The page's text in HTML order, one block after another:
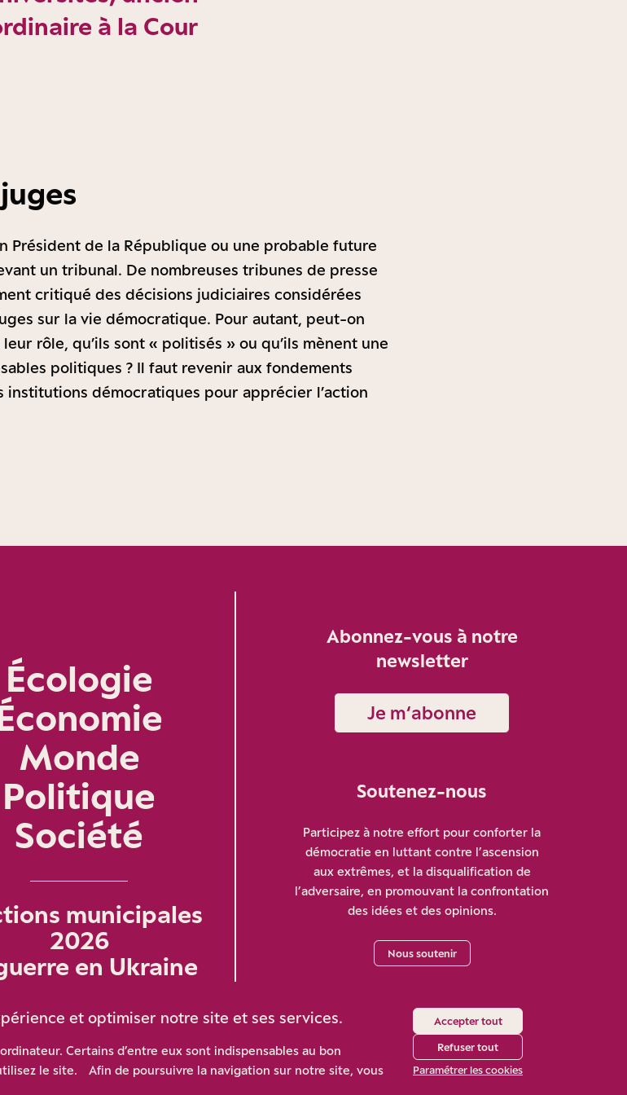
à la Cour
Président de la République ou une probable future
un tribunal. De nombreuses tribunes de presse
critiqué des décisions judiciaires considérées
sur la vie démocratique. Pour autant, peut-on
rôle, qu’ils sont « politisés » ou qu’ils mènent une
politiques ? Il faut revenir aux fondements
institutions démocratiques pour apprécier l’action
Écologie
Monde
Politique
Société
municipales
2026
en Ukraine
Abonnez-vous à notre
newsletter
Je m‘abonne
Soutenez-nous
Participez à notre effort pour conforter la
démocratie en luttant contre l’ascension
aux extrêmes, et la disqualification de
l’adversaire, en promouvant la confrontation
des idées et des opinions.
Nous soutenir
et optimiser notre site et ses services.
Certains d’entre eux sont indispensables au bon
le site. Afin de poursuivre la navigation sur notre site, vous
Accepter tout
Refuser tout
Paramétrer les cookies